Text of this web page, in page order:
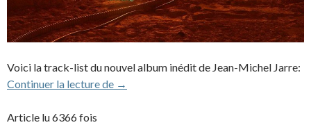
Voici la track-list du nouvel album inédit de Jean-Michel Jarre:
Continuer la lecture de L’album “Equinoxe Infinity” de Jean-
→
Article lu 6366 fois